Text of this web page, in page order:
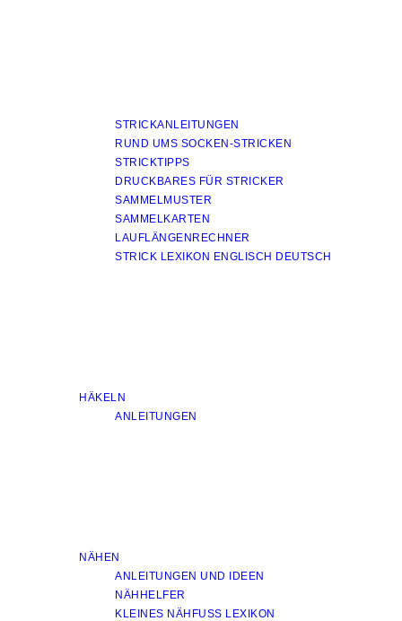
STRICKANLEITUNGEN
RUND UMS SOCKEN-STRICKEN
STRICKTIPPS
DRUCKBARES FÜR STRICKER
SAMMELMUSTER
SAMMELKARTEN
LAUFLÄNGENRECHNER
STRICK LEXIKON ENGLISCH DEUTSCH
HÄKELN
ANLEITUNGEN
NÄHEN
ANLEITUNGEN UND IDEEN
NÄHHELFER
KLEINES NÄHFUSS LEXIKON